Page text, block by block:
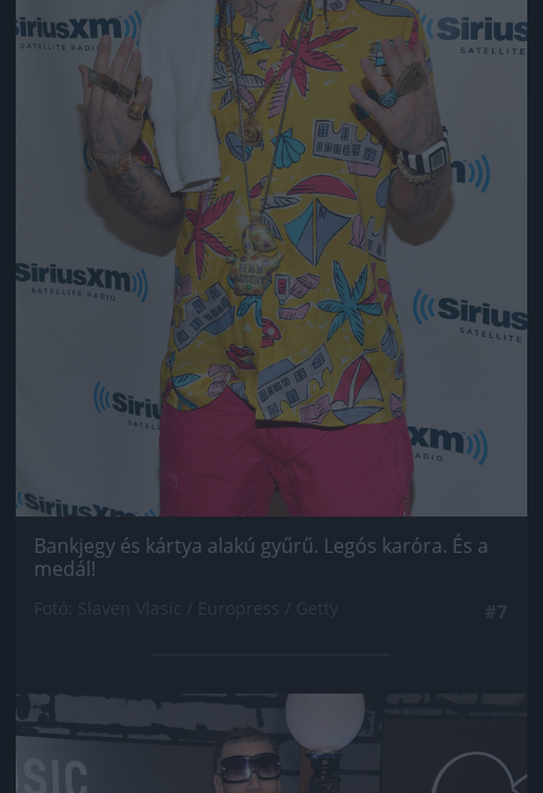
Bankjegy és kártya alakú gyűrű. Legós karóra. És a
medál!
Jön még kép!